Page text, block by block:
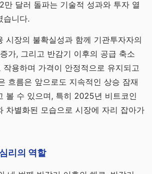
만 달러 돌파는 기술적 성과와 투자 열
습니다.
시장의 불확실성과 함께 기관투자자의
가, 그리고 반감기 이후의 공급 축소
작용하며 가격이 안정적으로 유지되고
흐름은 앞으로도 지속적인 상승 잠재
볼 수 있으며, 특히 2025년 비트코인
차별화된 모습으로 시장에 자리 잡아가
리의 역할